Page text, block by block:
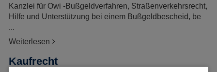
Kanzlei für Owi -Bußgeldverfahren, Straßenverkehrsrecht,
Hilfe und Unterstützung bei einem Bußgeldbescheid, be
...
Weiterlesen
Kaufrecht